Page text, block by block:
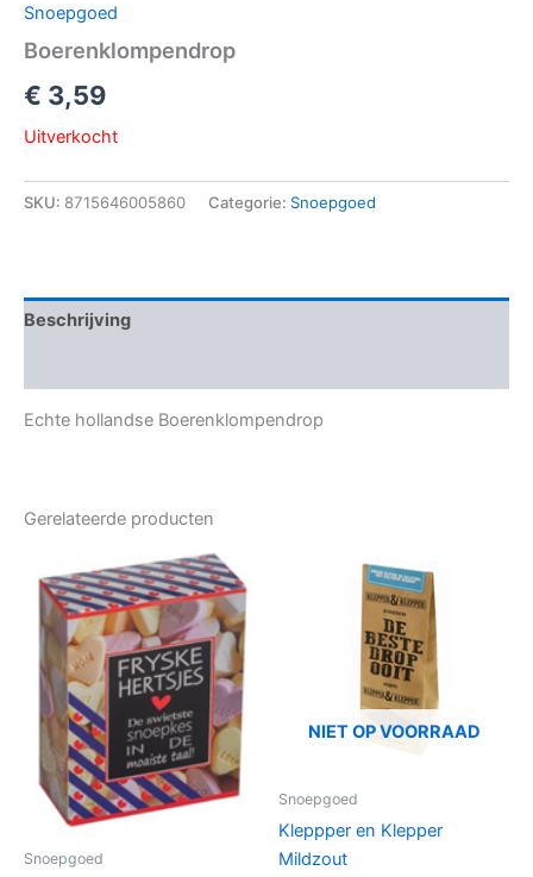
Snoepgoed
Boerenklompendrop
€ 3,59
Uitverkocht
SKU: 8715646005860 Categorie: Snoepgoed
Beschrijving
Echte hollandse Boerenklompendrop
Gerelateerde producten
Snoepgoed
NIET OP VOORRAAD
Snoepgoed
Kleppper en Klepper
Mildzout